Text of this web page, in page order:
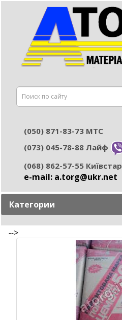
(050) 871-83-73 МТС
(073) 045-78-88 Лайф
(068) 862-57-55 Київстар
e-mail: а.torg@ukr.net
Категории
-->